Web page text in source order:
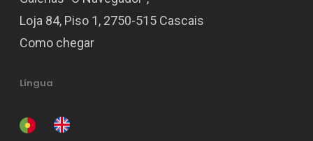
Loja 84, Piso 1, 2750-515 Cascais
Como chegar
Língua